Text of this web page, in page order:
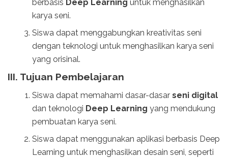
berbasis Deep Learning untuk menghasilkan
karya seni.
Siswa dapat menggabungkan kreativitas seni
dengan teknologi untuk menghasilkan karya seni
yang orisinal.
III. Tujuan Pembelajaran
Siswa dapat memahami dasar-dasar seni digital
dan teknologi Deep Learning yang mendukung
pembuatan karya seni.
Siswa dapat menggunakan aplikasi berbasis Deep
Learning untuk menghasilkan desain seni, seperti